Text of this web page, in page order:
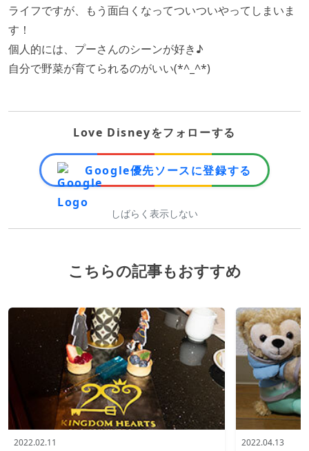
ライフですが、もう面白くなってついついやってしまいま
す！
個人的には、プーさんのシーンが好き♪
自分で野菜が育てられるのがいい(*^_^*)
Love Disneyをフォローする
Google優先ソースに登録する
しばらく表示しない
こちらの記事もおすすめ
2022.02.11 2022.04.13